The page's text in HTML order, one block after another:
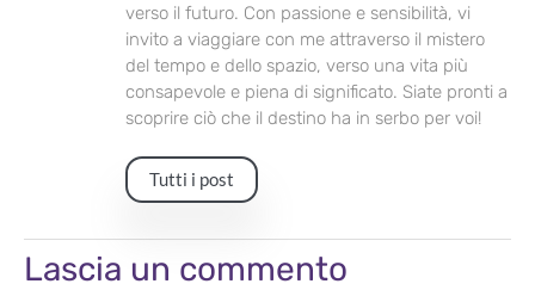
verso il futuro. Con passione e sensibilità, vi
invito a viaggiare con me attraverso il mistero
del tempo e dello spazio, verso una vita più
consapevole e piena di significato. Siate pronti a
scoprire ciò che il destino ha in serbo per voi!
Tutti i post
Lascia un commento